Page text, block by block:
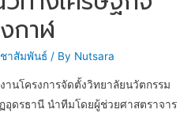
กาฬ
าสัมพันธ์ / By Nutsara
นโครงการจัดตั้งวิทยาลัยนวัตกรรม
ดรธานี นำทีมโดยผู้ช่วยศาสตราจาร